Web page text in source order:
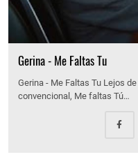
Gerina - Me Faltas Tu
Gerina - Me Faltas Tu Lejos
convencional, Me faltas Tú…